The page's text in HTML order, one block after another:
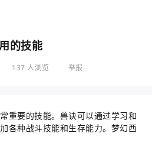
的技能
137 人浏览 举报
重要的技能。兽诀可以通过学习和
各种战斗技能和生存能力。梦幻西